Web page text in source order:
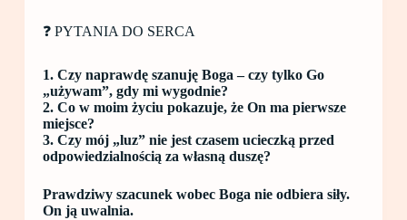
❓ PYTANIA DO SERCA
1. Czy naprawdę szanuję Boga – czy tylko Go
„używam”, gdy mi wygodnie?
2. Co w moim życiu pokazuje, że On ma pierwsze
miejsce?
3. Czy mój „luz” nie jest czasem ucieczką przed
odpowiedzialnością za własną duszę?
Prawdziwy szacunek wobec Boga nie odbiera siły.
On ją uwalnia.